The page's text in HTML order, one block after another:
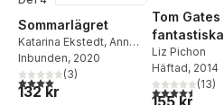
Sommarlägret
Katarina Ekstedt, Anna
Winberg
Inbunden, 2020
4,0utav 5 stjärnor. Totalt antal röster:
(3)
132 kr
Tom Gates
Liz Pichon
Häftad, 2014
4,5utav 5(13)